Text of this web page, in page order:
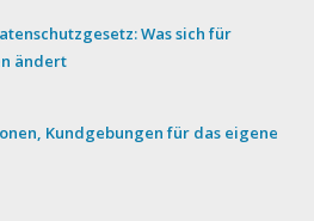
Was sich für
ändert
Kundgebungen für das eigene